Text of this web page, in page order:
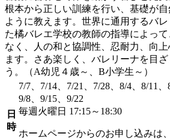
根本から正しい訓練を行い、基礎が自
ように教えます。世界に通用するバ
た橘バレエ学校の教師の指導によっ
なく、人の和と協調性、忍耐力、向
ます。さあ楽しく、バレリーナを目
う。（A幼児４歳～、B小学生～）
日
時
7/7、7/14、7/21、7/28、8/4、8/11、
9/8、9/15、9/22
毎週火曜日 17:15～18:30
ホームページからのお申し込みは